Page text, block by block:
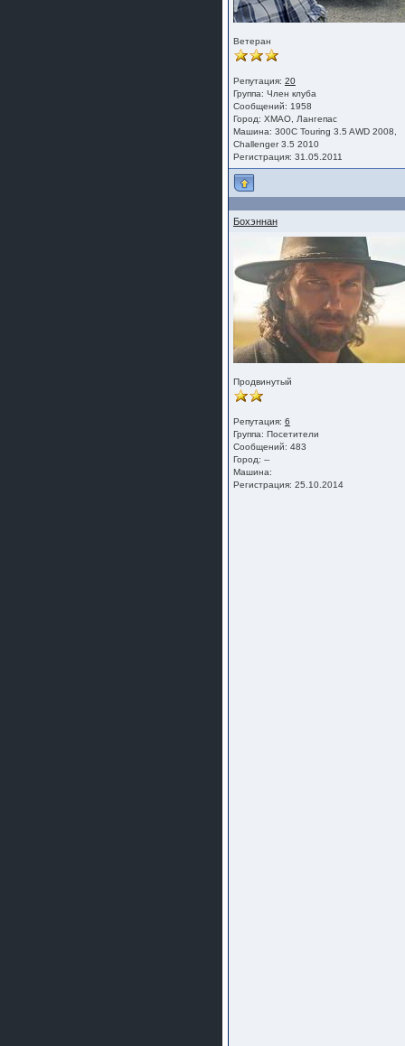
Ветеран
Репутация: 20
Группа: Член клуба
Сообщений: 1958
Город: ХМАО, Лангепас
Машина: 300C Touring 3.5 AWD 2008,
Challenger 3.5 2010
Регистрация: 31.05.2011
Бохэннан
Продвинутый
Репутация: 6
Группа: Посетители
Сообщений: 483
Город: --
Машина:
Регистрация: 25.10.2014